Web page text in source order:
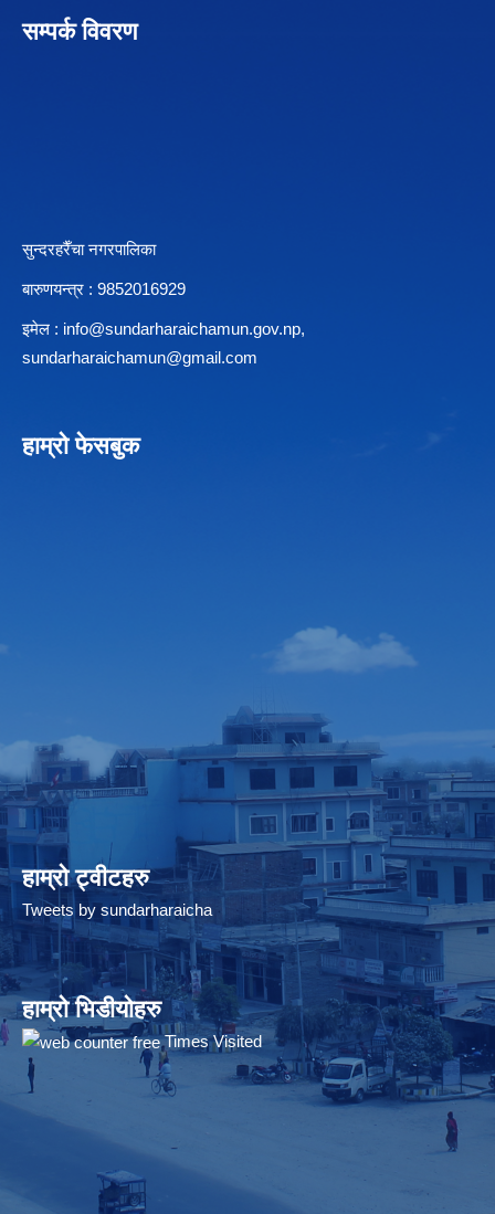
सम्पर्क विवरण
सुन्दरहरैँचा नगरपालिका
बारुणयन्त्र : 9852016929
इमेल : info@sundarharaichamun.gov.np,
sundarharaichamun@gmail.com
हाम्रो फेसबुक
हाम्रो ट्वीटहरु
Tweets by sundarharaicha
हाम्रो भिडीयोहरु
Times Visited